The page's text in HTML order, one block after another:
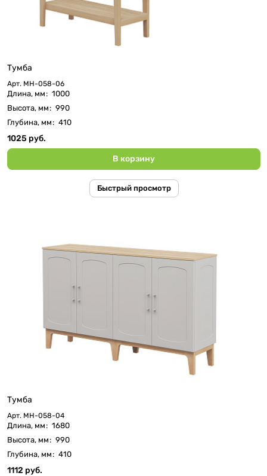
Тумба
Арт. МН-058-06
Длина, мм: 1000
Высота, мм: 990
Глубина, мм: 410
1025 руб.
В корзину
Быстрый просмотр
Тумба
Арт. МН-058-04
Длина, мм: 1680
Высота, мм: 990
Глубина, мм: 410
1112 руб.